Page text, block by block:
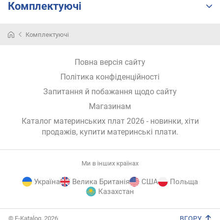
(
т
в
x
т
Комплектуючі
Комплектуючі
Повна версія сайту
Політика конфіденційності
Запитання й побажання щодо сайту
Магазинам
Каталог материнських плат 2026 - новинки, хіти
продажів, купити материнські плати.
Ми в інших країнах
Україна Велика Британія США
Польща
Казахстан
© E-Katalog, 2026